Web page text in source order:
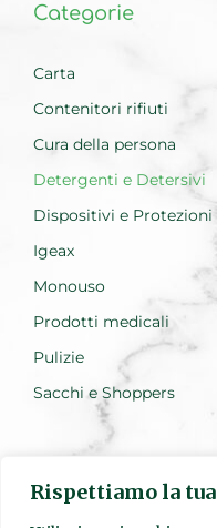
Rispettiamo la
Categorie
Carta
Contenitori rifiuti
Cura della persona
Detergenti e Detersivi
Dispositivi e
Igeax
Monouso
Prodotti medicali
Pulizie
Sacchi e Shoppers